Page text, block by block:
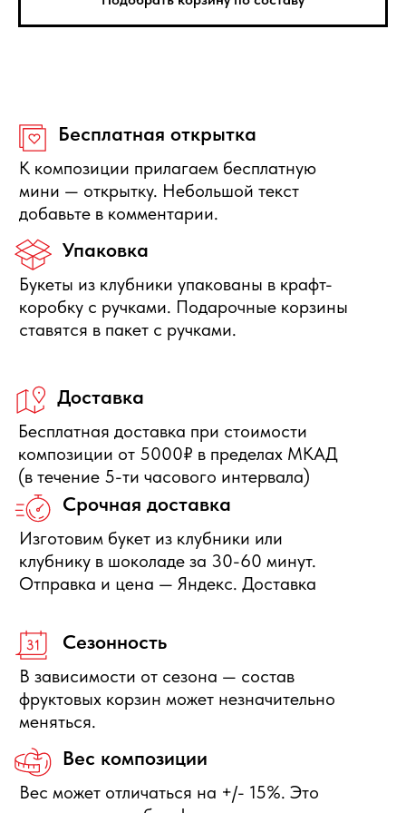
Правила отмены
Бесплатно отменяется заказ за
сутки до начала интервала
доставки, деньги полностью
вернутся.
качеству, то вы можете её вернуть или
получить денежную компенсацию.
Отправить заявку
Нужна помощь с выбором?
ближайшее время и ответим на Ваши вопросы